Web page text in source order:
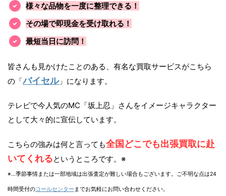
様々な品物を一度に整理できる！
その場で即現金を受け取れる！
最短当日に訪問！
皆さんも見かけたことのある、有名な買取サービスがこちら
の「バイセル」になります。
テレビで今人気のMC「坂上忍」さんをイメージキャラクター
として大々的に宣伝しています。
こちらの強みは何と言っても全国どこでも出張買取に赴
いてくれるというところです。※
※…季節事情または一部地域は出張査定が難しい場合もございます。ご不明な点は24
時間受付のコールセンター までお気軽にお問い合わせください。